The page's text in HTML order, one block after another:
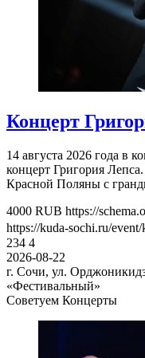
Концерт
14 августа 2026 года в
концерт Григория
Красной Поляны с
4000 RUB https://
https://kuda-sochi.ru/
234 4
2026-08-22
г. Сочи, ул.
«Фестивальный»
Советуем Концерты